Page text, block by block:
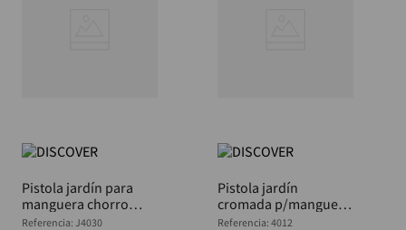
Pistola jardín para
manguera chorro
regulableDISCOVER
Referencia: J4030
Pistola jardín
cromada p/manguera
eje bronce DISCOVER
Referencia: 4012